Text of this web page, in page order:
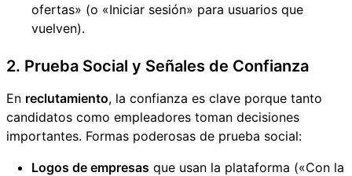
ofertas» (o «Iniciar sesión» para usuarios que
vuelven).
2. Prueba Social y Señales de Confianza
En reclutamiento, la confianza es clave porque tanto
candidatos como empleadores toman decisiones
importantes. Formas poderosas de prueba social:
Logos de empresas que usan la plataforma («Con la